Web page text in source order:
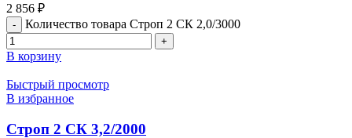
2 856 ₽
Количество товара Строп 2 СК 2,0/3000
В корзину
Быстрый просмотр
В избранное
Строп 2 СК 3,2/2000